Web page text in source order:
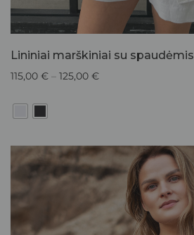
Lininiai marškiniai su spaudėmis
115,00 € – 125,00 €